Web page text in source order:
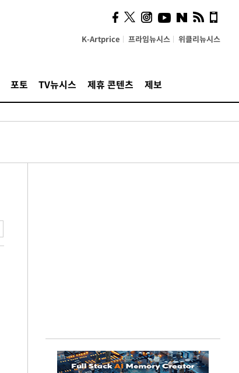
K-Artprice 프라임뉴시스 위클리뉴시스
포토 TV뉴시스 제휴 콘텐츠 제보